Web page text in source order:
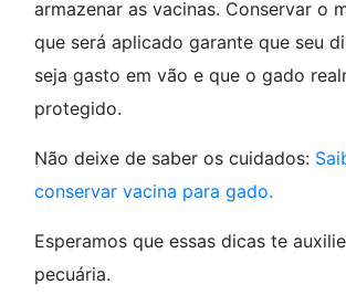
armazenar as vacinas. Conservar o
que será aplicado garante que seu
seja gasto em vão e que o gado
protegido.
Não deixe de saber os cuidados:
conservar vacina para gado.
Esperamos que essas dicas te
pecuária.